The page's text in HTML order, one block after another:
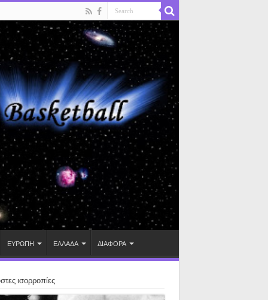
ΕΥΡΩΠΗ ΕΛΛΑΔΑ ΔΙΑΦΟΡΑ
ισορροπίες